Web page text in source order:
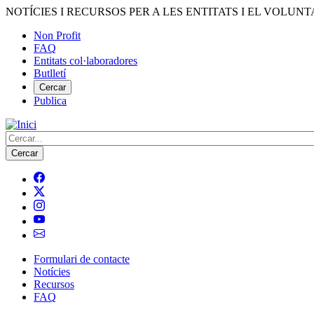
Vés
contingut
NOTÍCIES I RECURSOS PER A LES ENTITATS I EL
Menú
del
compte
d'usuari
Non Profit
FAQ
Entitats col·laboradores
Butlletí
Cercar
Publica
Cerca
Navegació
principal
Formulari de contacte
Notícies
Recursos
FAQ